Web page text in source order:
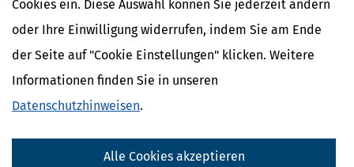
Cookies ein. Diese Auswahl können Sie jederzeit ändern
oder Ihre Einwilligung widerrufen, indem Sie am Ende
der Seite auf "Cookie Einstellungen" klicken. Weitere
Informationen finden Sie in unseren
Datenschutzhinweisen.
Alle Cookies akzeptieren
Ähnliche Themen
Eltern, Familie & Ehe